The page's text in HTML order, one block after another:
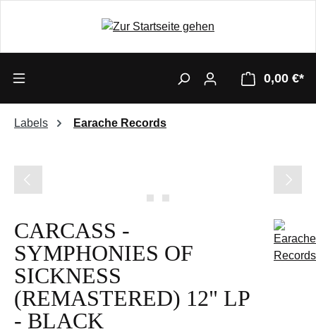
0,00 €*
Labels Earache Records
CARCASS -
SYMPHONIES OF
SICKNESS
(REMASTERED) 12" LP
- BLACK